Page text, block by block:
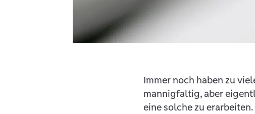
Immer noch haben zu
mannigfaltig, aber
eine solche zu erarbeiten.